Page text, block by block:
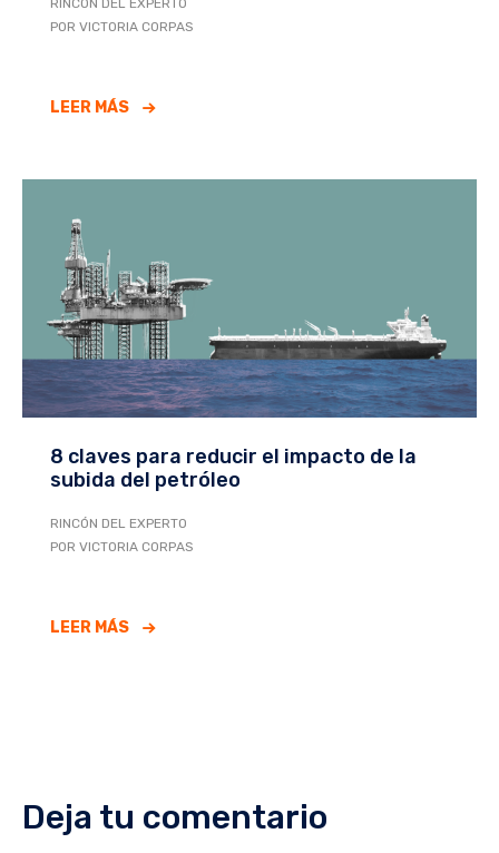
RINCÓN DEL EXPERTO
POR VICTORIA CORPAS
LEER MÁS
8 claves para reducir el impacto de la
subida del petróleo
RINCÓN DEL EXPERTO
POR VICTORIA CORPAS
LEER MÁS
Deja tu comentario